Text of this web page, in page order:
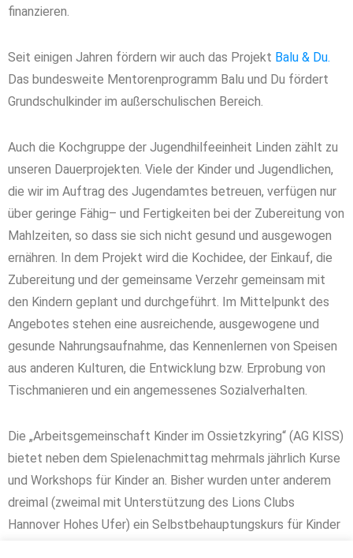
finanzieren.
Seit einigen Jahren fördern wir auch das Projekt Balu & Du.
Das bundesweite Mentorenprogramm Balu und Du fördert
Grundschulkinder im außerschulischen Bereich.
Auch die Kochgruppe der Jugendhilfeeinheit Linden zählt zu
unseren Dauerprojekten. Viele der Kinder und Jugendlichen,
die wir im Auftrag des Jugendamtes betreuen, verfügen nur
über geringe Fähig– und Fertigkeiten bei der Zubereitung von
Mahlzeiten, so dass sie sich nicht gesund und ausgewogen
ernähren. In dem Projekt wird die Kochidee, der Einkauf, die
Zubereitung und der gemeinsame Verzehr gemeinsam mit
den Kindern geplant und durchgeführt. Im Mittelpunkt des
Angebotes stehen eine ausreichende, ausgewogene und
gesunde Nahrungsaufnahme, das Kennenlernen von Speisen
aus anderen Kulturen, die Entwicklung bzw. Erprobung von
Tischmanieren und ein angemessenes Sozialverhalten.
Die „Arbeitsgemeinschaft Kinder im Ossietzkyring“ (AG KISS)
bietet neben dem Spielenachmittag mehrmals jährlich Kurse
und Workshops für Kinder an. Bisher wurden unter anderem
dreimal (zweimal mit Unterstützung des Lions Clubs
Hannover Hohes Ufer) ein Selbstbehauptungskurs für Kinder